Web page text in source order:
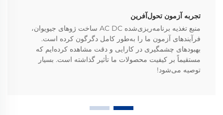
تجربه آزمون تحول‌آفرین
منبع تغذیه برنامه‌ریزی‌شده AC DC ساخت ژوهای جیویوان،
فرآیندهای آزمون ما را به‌طور کامل دگرگون کرده است.
بهبودهای چشمگیری در کارایی و دقت مشاهده کرده‌ایم که
مستقیماً بر کیفیت محصولات ما تأثیر گذاشته است. بسیار
توصیه می‌شود!